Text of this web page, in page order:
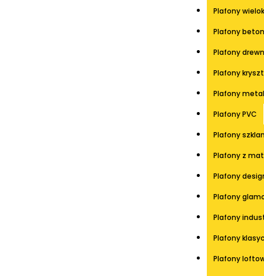
Plafony
Plafony
Plafony
Plafony
Plafony
Plafony PVC
Plafony
Plafony z
Plafony
Plafony
Plafony
Plafony
Plafony